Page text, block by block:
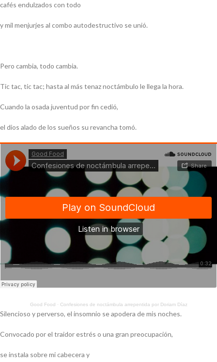
cafés endulzados con todo
y mil menjurjes al combo autodestructivo se unió.
Pero cambia, todo cambia.
Tic tac, tic tac; hasta al más tenaz noctámbulo le llega la hora.
Cuando la osada juventud por fin cedió,
el dios alado de los sueños su revancha tomó.
Good Food · Confesiones de noctámbula arrepentida por Doriam Díaz
Silencioso y perverso, el insomnio se apodera de mis noches.
Convocado por el traidor estrés o una gran preocupación,
se instala sobre mi cabecera y